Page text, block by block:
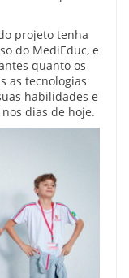
projeto tenha
do MediEduc, e
quanto os
as tecnologias
habilidades e
dias de hoje.